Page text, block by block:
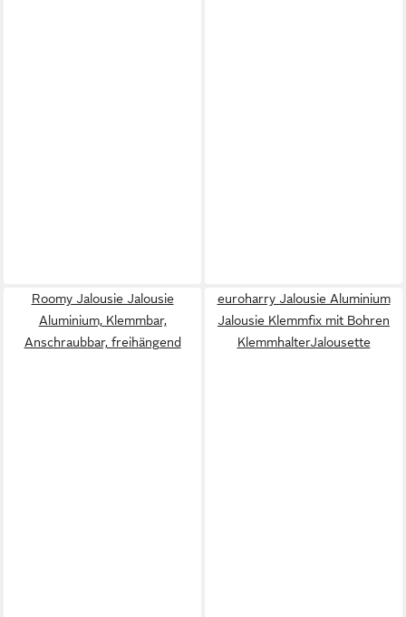
Roomy Jalousie Jalousie
Aluminium, Klemmbar,
Anschraubbar, freihängend
euroharry Jalousie Aluminium
Jalousie Klemmfix mit Bohren
KlemmhalterJalousette